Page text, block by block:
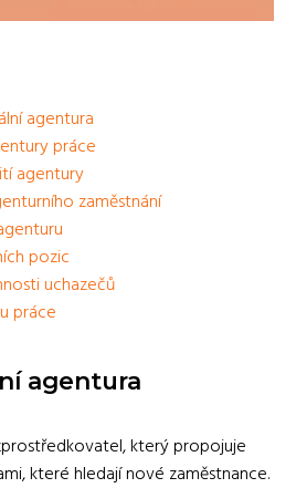
agentura
práce
agentury
zaměstnání
pozic
uchazečů
práce
agentura
který propojuje
které hledají nové zaměstnance.